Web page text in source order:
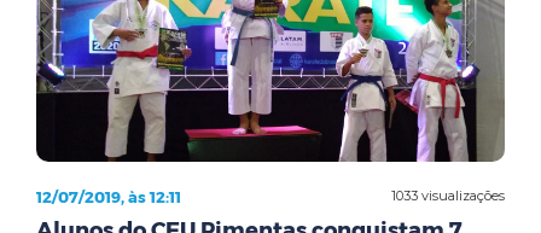
1033 visualizações
12/07/2019, às 12:11